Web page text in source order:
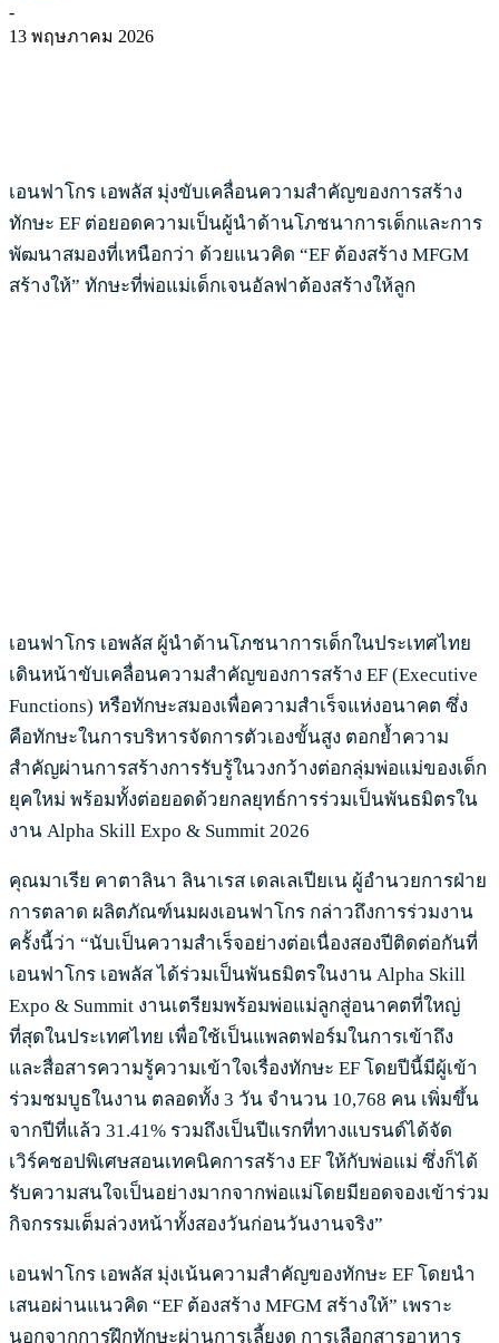
-
13 พฤษภาคม 2026
เอนฟาโกร เอพลัส มุ่งขับเคลื่อนความสำคัญของการสร้าง
ทักษะ EF ต่อยอดความเป็นผู้นำด้านโภชนาการเด็กและการ
พัฒนาสมองที่เหนือกว่า ด้วยแนวคิด “EF ต้องสร้าง MFGM
สร้างให้” ทักษะที่พ่อแม่เด็กเจนอัลฟาต้องสร้างให้ลูก
เอนฟาโกร เอพลัส ผู้นำด้านโภชนาการเด็กในประเทศไทย
เดินหน้าขับเคลื่อนความสำคัญของการสร้าง EF (Executive
Functions) หรือทักษะสมองเพื่อความสำเร็จแห่งอนาคต ซึ่ง
คือทักษะในการบริหารจัดการตัวเองขั้นสูง ตอกย้ำความ
สำคัญผ่านการสร้างการรับรู้ในวงกว้างต่อกลุ่มพ่อแม่ของเด็ก
ยุคใหม่ พร้อมทั้งต่อยอดด้วยกลยุทธ์การร่วมเป็นพันธมิตรใน
งาน Alpha Skill Expo & Summit 2026
คุณมาเรีย คาตาลินา ลินาเรส เดลเลเปียเน ผู้อำนวยการฝ่าย
การตลาด ผลิตภัณฑ์นมผงเอนฟาโกร กล่าวถึงการร่วมงาน
ครั้งนี้ว่า “นับเป็นความสำเร็จอย่างต่อเนื่องสองปีติดต่อกันที่
เอนฟาโกร เอพลัส ได้ร่วมเป็นพันธมิตรในงาน Alpha Skill
Expo & Summit งานเตรียมพร้อมพ่อแม่ลูกสู่อนาคตที่ใหญ่
ที่สุดในประเทศไทย เพื่อใช้เป็นแพลตฟอร์มในการเข้าถึง
และสื่อสารความรู้ความเข้าใจเรื่องทักษะ EF โดยปีนี้มีผู้เข้า
ร่วมชมบูธในงาน ตลอดทั้ง 3 วัน จำนวน 10,768 คน เพิ่มขึ้น
จากปีที่แล้ว 31.41% รวมถึงเป็นปีแรกที่ทางแบรนด์ได้จัด
เวิร์คชอปพิเศษสอนเทคนิคการสร้าง EF ให้กับพ่อแม่ ซึ่งก็ได้
รับความสนใจเป็นอย่างมากจากพ่อแม่โดยมียอดจองเข้าร่วม
กิจกรรมเต็มล่วงหน้าทั้งสองวันก่อนวันงานจริง”
เอนฟาโกร เอพลัส มุ่งเน้นความสำคัญของทักษะ EF โดยนำ
เสนอผ่านแนวคิด “EF ต้องสร้าง MFGM สร้างให้” เพราะ
นอกจากการฝึกทักษะผ่านการเลี้ยงดู การเลือกสารอาหาร